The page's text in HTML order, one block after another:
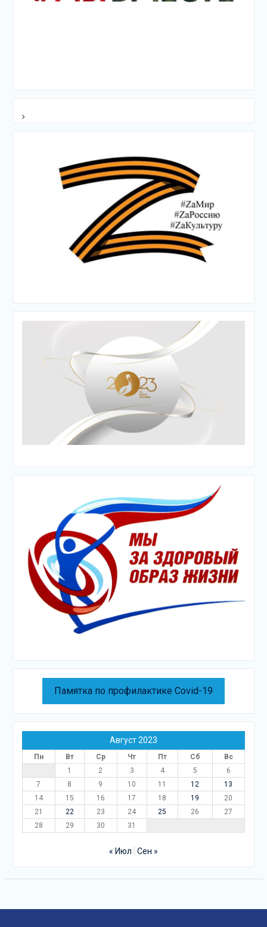
Памятка по профилактике Covid-19
Август 2023
Пн Вт Ср Чт Пт Сб
Вс
1
2 3 4 5
6
7
8 9 10 11 12
13
14
15 16 17 18 19
20
21
22 23 24 25 26
27
28
29 30 31
« Июл Сен »